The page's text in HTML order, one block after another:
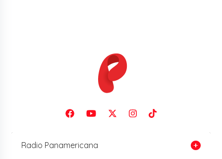
Radio Panamericana